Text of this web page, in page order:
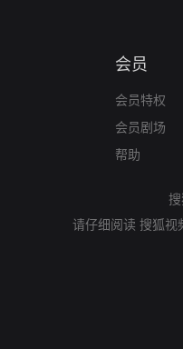
会员
会员特权
会员剧场
帮助
请仔细阅读 搜狐视